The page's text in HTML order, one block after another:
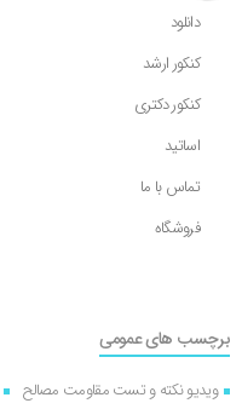
دانلود
کنکور ارشد
کنکور دکتری
اساتید
تماس با ما
فروشگاه
برچسب های عمومی
ویدیو نکته و تست مقاومت مصالح